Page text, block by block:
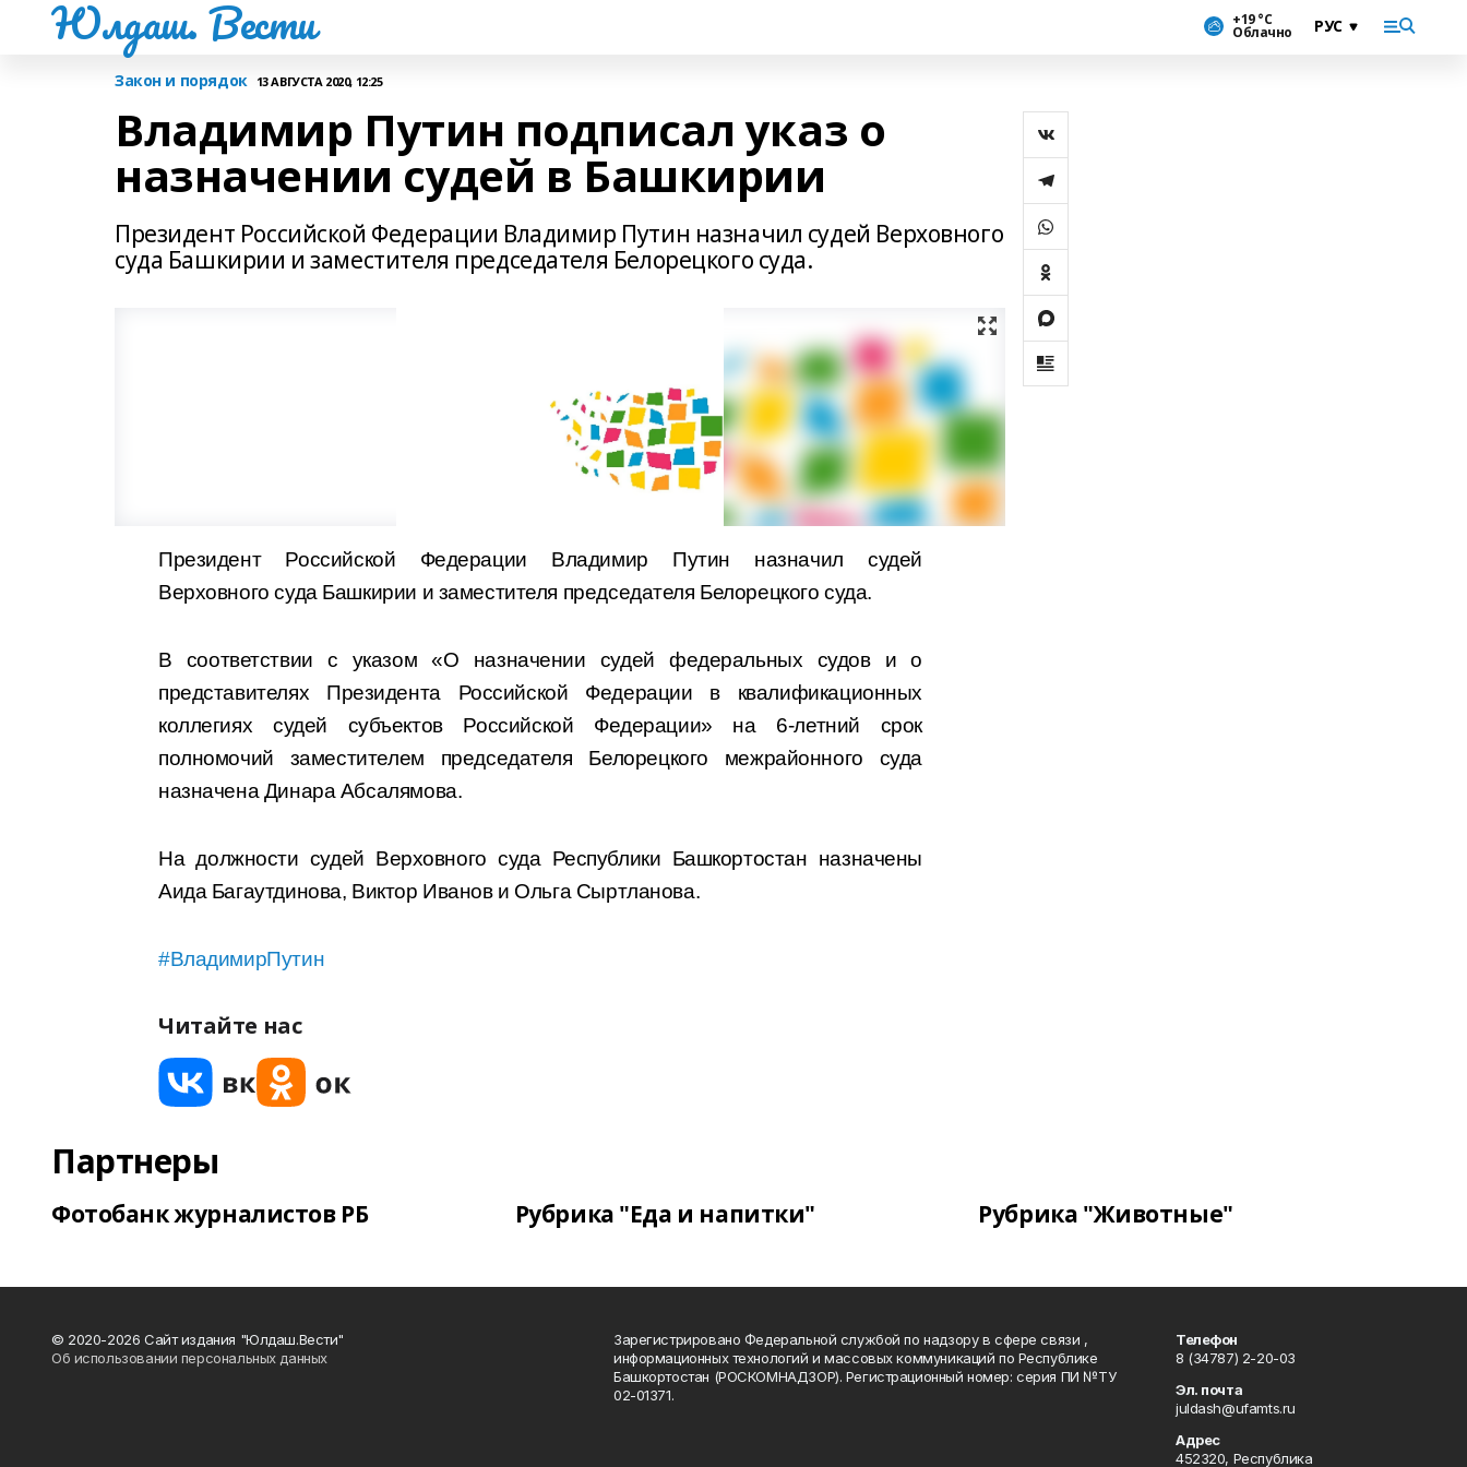
Юлдаш. Вести +19 °С
Облачно
Закон и порядок 13 АВГУСТА 2020, 12:25
Владимир Путин подписал указ о
назначении судей в Башкирии
Президент Российской Федерации Владимир Путин назначил судей Верховного
суда Башкирии и заместителя председателя Белорецкого суда.
Президент Российской Федерации Владимир Путин назначил судей
Верховного суда Башкирии и заместителя председателя Белорецкого суда.
В соответствии с указом «О назначении судей федеральных судов и о
представителях Президента Российской Федерации в квалификационных
коллегиях судей субъектов Российской Федерации» на 6-летний срок
полномочий заместителем председателя Белорецкого межрайонного суда
назначена Динара Абсалямова.
На должности судей Верховного суда Республики Башкортостан назначены
Аида Багаутдинова, Виктор Иванов и Ольга Сыртланова.
#ВладимирПутин
Читайте нас
Партнеры
Фотобанк журналистов РБ Рубрика "Еда и напитки" Рубрика "Животные"
© 2020-2026 Сайт издания "Юлдаш.Вести"
Об использовании персональных данных
Зарегистрировано Федеральной службой по надзору в сфере связи ,
информационных технологий и массовых коммуникаций по Республике
Башкортостан (РОСКОМНАДЗОР). Регистрационный номер: серия ПИ №ТУ
02-01371.
Телефон
8 (34787) 2-20-03
Эл. почта
juldash@ufamts.ru
Адрес
452320, Республика